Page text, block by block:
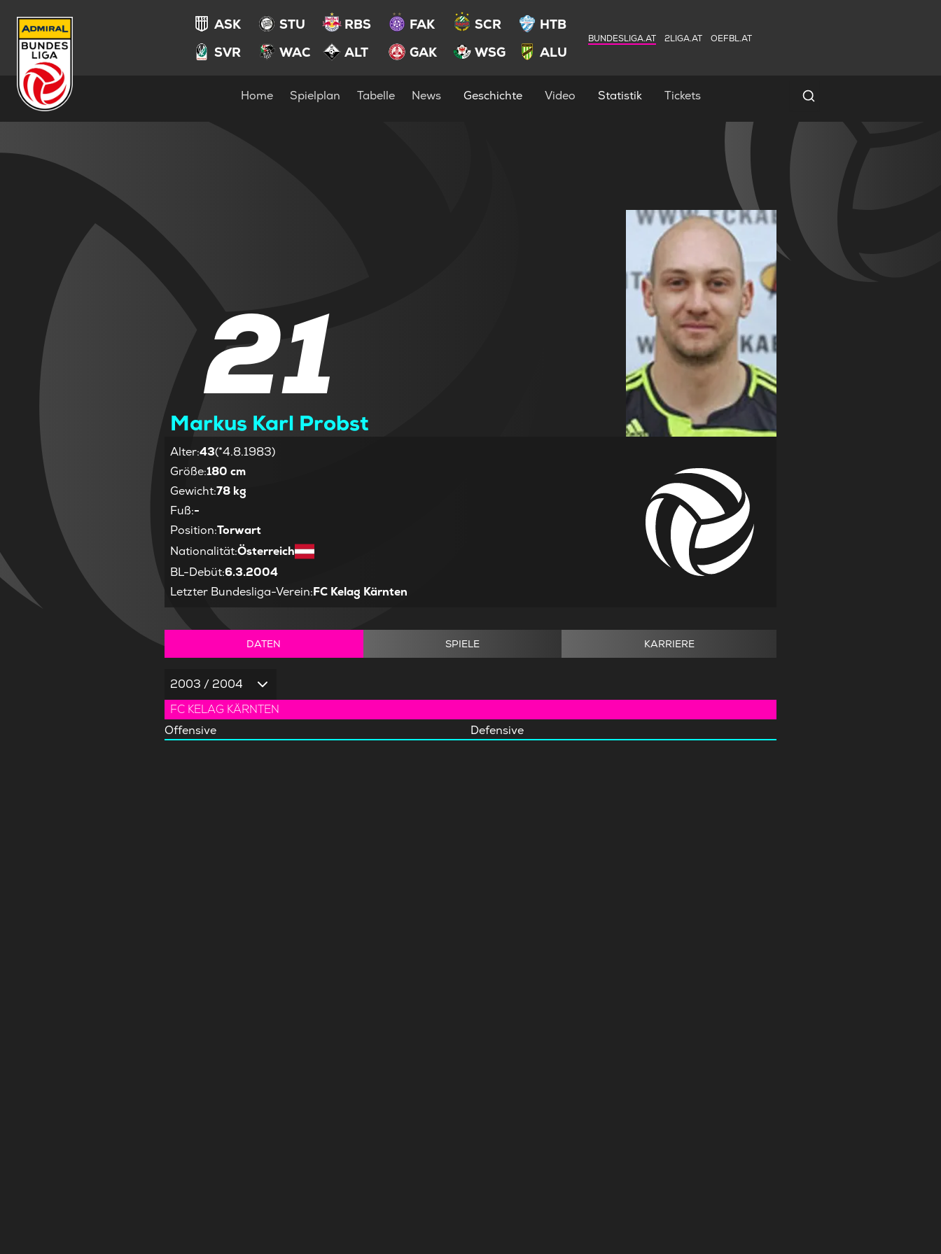
ASK STU RBS FAK SCR
HTB
SVR
WAC ALT GAK WSG ALU
BUNDESLIGA.AT 2LIGA.AT OEFBL.AT
Home Spielplan Tabelle News Geschichte Video Statistik Tickets Spielersuche
21
Markus Karl Probst
Alter:43(*4.8.1983)
Größe:180 cm
Gewicht:78 kg
Fuß:-
Position:Torwart
Nationalität:Österreich
BL-Debüt:6.3.2004
Letzter Bundesliga-Verein:FC Kelag Kärnten
DATEN SPIELE KARRIERE
2003 / 2004
FC KELAG KÄRNTEN
Offensive
Defensive